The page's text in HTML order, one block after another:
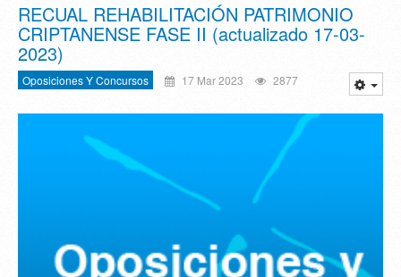
RECUAL REHABILITACIÓN PATRIMONIO
CRIPTANENSE FASE II (actualizado 17-03-
2023)
Oposiciones Y Concursos 17 Mar 2023 2877